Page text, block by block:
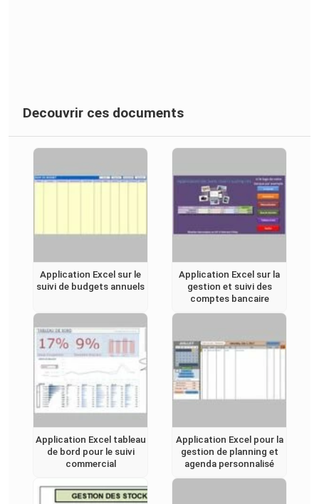
Decouvrir ces documents
Application Excel sur le
suivi de budgets annuels
Application Excel sur la
gestion et suivi des
comptes bancaire
Application Excel tableau
de bord pour le suivi
commercial
Application Excel pour la
gestion de planning et
agenda personnalisé